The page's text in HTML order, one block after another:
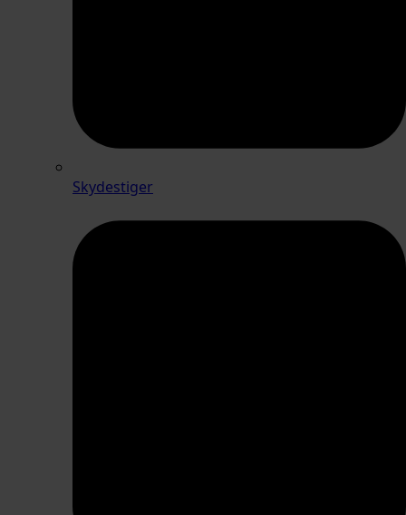
Skydestiger